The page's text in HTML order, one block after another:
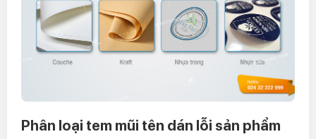
Phân loại tem mũi tên dán lỗi sản phẩm